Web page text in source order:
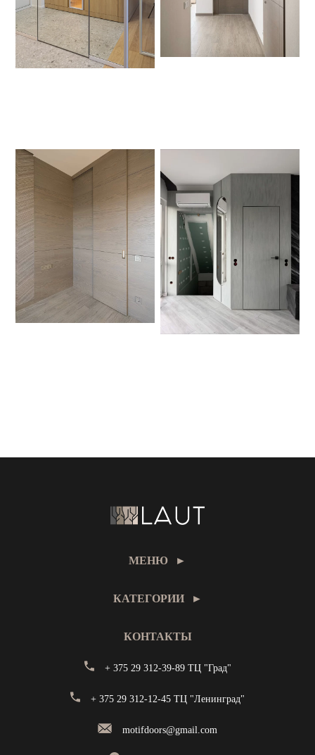
+375 (29) 312 39 89 ТЦ "Град"
МЕНЮ ►
КАТЕГОРИИ ►
КОНТАКТЫ
+ 375 29 312-39-89 ТЦ "Град"
+ 375 29 312-12-45 ТЦ "Ленинград"
motifdoors@gmail.com